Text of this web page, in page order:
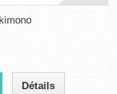
Détails